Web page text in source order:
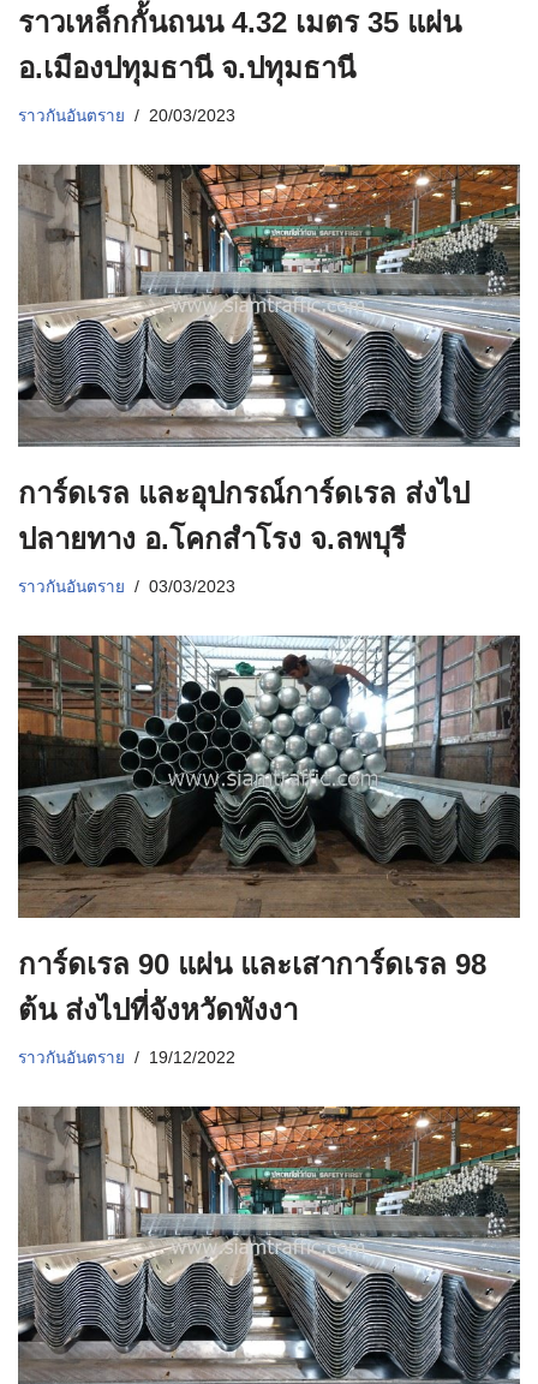
ราวเหล็กกั้นถนน 4.32 เมตร 35 แผ่น
อ.เมืองปทุมธานี จ.ปทุมธานี
ราวกันอันตราย 20/03/2023
การ์ดเรล และอุปกรณ์การ์ดเรล ส่งไป
ปลายทาง อ.โคกสำโรง จ.ลพบุรี
ราวกันอันตราย 03/03/2023
การ์ดเรล 90 แผ่น และเสาการ์ดเรล 98
ต้น ส่งไปที่จังหวัดพังงา
ราวกันอันตราย 19/12/2022